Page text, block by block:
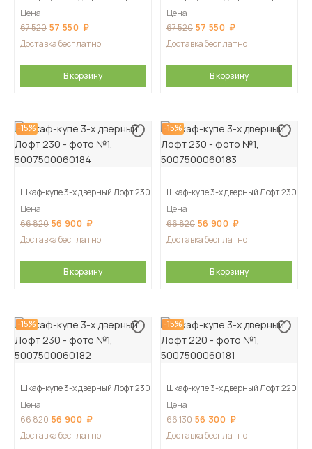
Цена
67 520 57 550
Доставка бесплатно
В корзину
Цена
67 520 57 550
Доставка бесплатно
В корзину
-15%
Шкаф-купе 3-х дверный Лофт 230
Цена
66 820 56 900
Доставка бесплатно
В корзину
-15%
Шкаф-купе 3-х дверный Лофт 230
Цена
66 820 56 900
Доставка бесплатно
В корзину
-15%
Шкаф-купе 3-х дверный Лофт 230
Цена
66 820 56 900
Доставка бесплатно
-15%
Шкаф-купе 3-х дверный Лофт 220
Цена
66 130 56 300
Доставка бесплатно